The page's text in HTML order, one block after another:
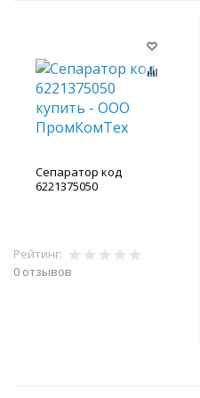
Сепаратор код
6221375050
Рейтинг:
0 отзывов